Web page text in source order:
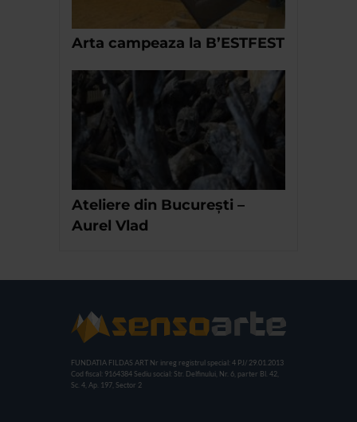
Arta campeaza la B’ESTFEST
Ateliere din București –
Aurel Vlad
FUNDATIA FILDAS ART Nr inreg registrul special: 4 PJ/ 29.01.2013
Cod fiscal: 9164384 Sediu social: Str. Delfinului, Nr. 6, parter Bl. 42,
Sc. 4, Ap. 197, Sector 2